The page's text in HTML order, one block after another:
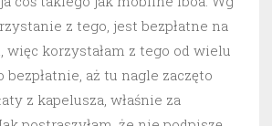
z tego, jest bezpłatne na
korzystałam z tego od wielu
bezpłatnie, aż tu nagle zaczęto
z kapelusza, właśnie za